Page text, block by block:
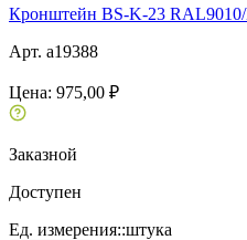
Кронштейн BS-K-23
Арт. a19388
Цена: 975,00 ₽
Заказной
Доступен
Ед. измерения::штука